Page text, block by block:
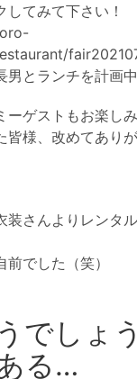
てみて下さい！
男とランチを計画
ゲストもお楽しみ
様、改めてあり
装さんよりレンタル
でした（笑）
でしょ
る…